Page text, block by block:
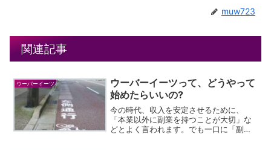
muw723
関連記事
ウーバーイーツ
ウーバーイーツって、どうやって
始めたらいいの?
今の時代、収入を安定させるために、
「本業以外に副業を持つことが大切」な
どとよく言われます。でも一口に「副